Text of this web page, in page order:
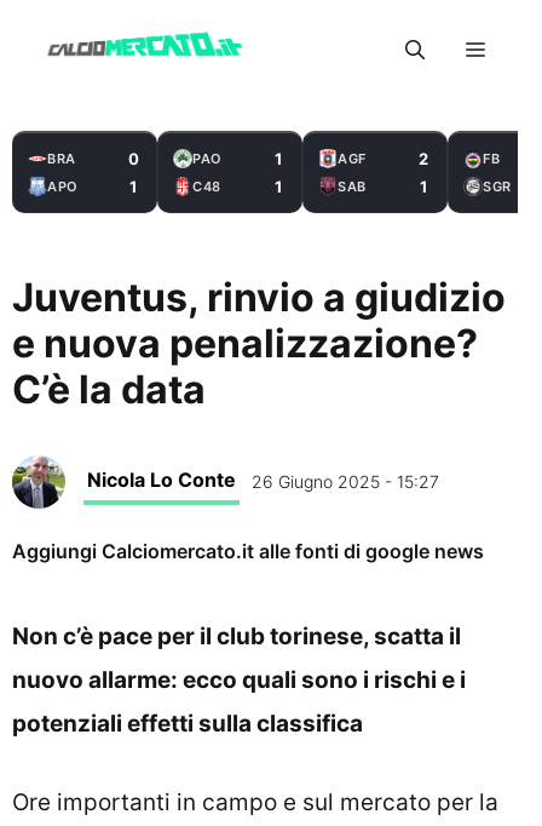
Menu
BRA 0
APO 1
PAO 1
C48 1
AGF 2
SAB 1
FB
SGR
Juventus, rinvio a giudizio
e nuova penalizzazione?
C’è la data
Nicola Lo Conte 26 Giugno 2025 - 15:27
Aggiungi Calciomercato.it alle fonti di google news
Non c’è pace per il club torinese, scatta il
nuovo allarme: ecco quali sono i rischi e i
potenziali effetti sulla classifica
Ore importanti in campo e sul mercato per la